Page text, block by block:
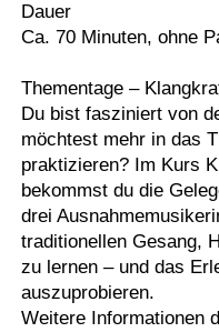
Dauer
Ca. 70 Minuten, ohne
Thementage –
Du bist fasziniert von
möchtest mehr in das
praktizieren? Im Kurs
bekommst du die
drei
traditionellen Gesang,
zu lernen – und das
auszuprobieren.
Weitere Informationen